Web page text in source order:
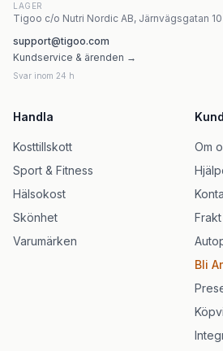
LAGER
Tigoo c/o Nutri Nordic AB, Järnvägsgatan
support@tigoo.com
Kundservice & ärenden →
Svar inom 24 h
Handla
Kosttillskott
Sport & Fitness
Hälsokost
Skönhet
Varumärken
Om
Bli